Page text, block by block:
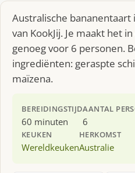
Australische
van KookJij. Je maakt het
genoeg voor 6 personen.
ingrediënten: geraspte
maïzena.
BEREIDINGSTIJD
60 minuten
AANTAL
6
KEUKEN
Wereldkeuken
HERKOMST
Australie